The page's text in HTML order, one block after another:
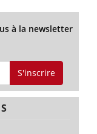
à la newsletter
S'inscrire